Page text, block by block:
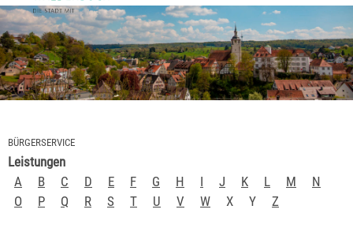
BÜRGERSERVICE
Leistungen
A
B C D E F G H I J K L M
N
O
P Q R S T U V W X Y Z